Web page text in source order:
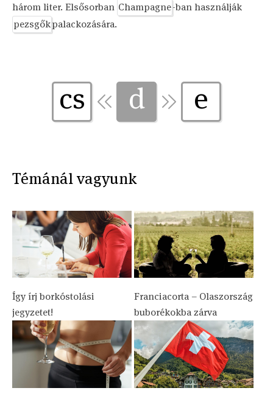
három liter. Elsősorban Champagne-ban használják
pezsgőkpalackozására.
cs d e
Témánál vagyunk
Így írj borkóstolási
jegyzetet!
Franciacorta – Olaszország
buborékokba zárva